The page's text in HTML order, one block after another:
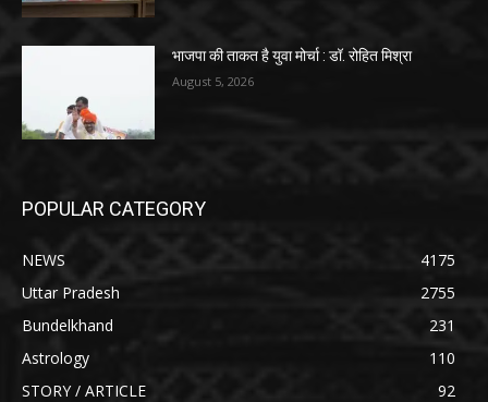
भाजपा की ताकत है युवा मोर्चा : डॉ. रोहित मिश्रा
August 5, 2026
POPULAR CATEGORY
NEWS
4175
Uttar Pradesh
2755
Bundelkhand
231
Astrology
110
STORY / ARTICLE
92